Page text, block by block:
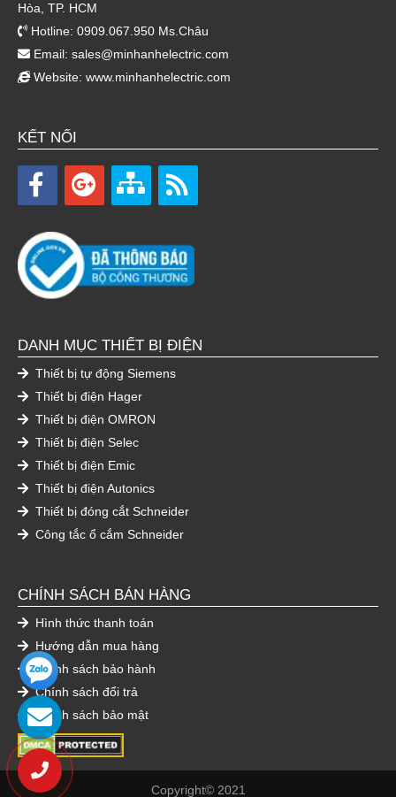
Hòa, TP. HCM
Hotline: 0909.067.950 Ms.Châu
Email: sales@minhanhelectric.com
Website: www.minhanhelectric.com
KẾT NỐI
DANH MỤC THIẾT BỊ ĐIỆN
Thiết bị tự động Siemens
Thiết bị điện Hager
Thiết bị điện OMRON
Thiết bị điện Selec
Thiết bị điện Emic
Thiết bị điện Autonics
Thiết bị đóng cắt Schneider
Công tắc ổ cắm Schneider
CHÍNH SÁCH BÁN HÀNG
Hình thức thanh toán
Hướng dẫn mua hàng
Chính sách bảo hành
Chính sách đổi trả
Chính sách bảo mật
Copyright© 2021